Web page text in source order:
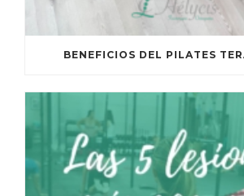
BENEFICIOS DEL PILATES